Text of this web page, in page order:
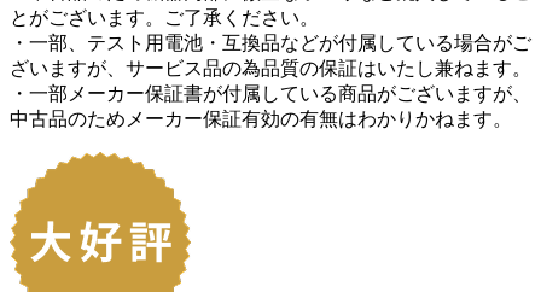
とがございます。ご了承ください。
・一部、テスト用電池・互換品などが付属している場合がご
ざいますが、サービス品の為品質の保証はいたし兼ねます。
・一部メーカー保証書が付属している商品がございますが、
中古品のためメーカー保証有効の有無はわかりかねます。